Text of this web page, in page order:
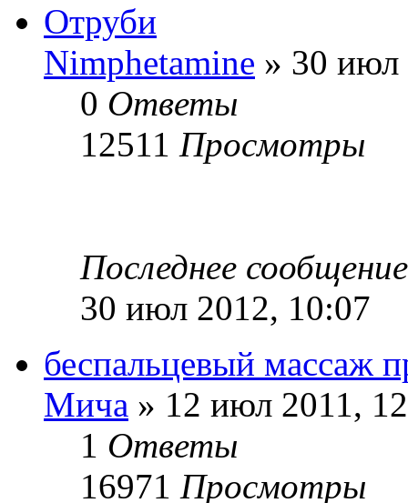
Отруби
Nimphetamine » 30 июл
0 Ответы
12511 Просмотры
Последнее
30 июл 2012, 10:07
беспальцевый массаж
Мича » 12 июл 2011,
1 Ответы
16971 Просмотры